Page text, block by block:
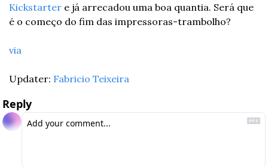
Kickstarter e já arrecadou uma boa quantia. Será que
é o começo do fim das impressoras-trambolho?
via
Updater: Fabricio Teixeira
Reply